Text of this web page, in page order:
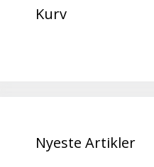
Kurv
Nyeste Artikler